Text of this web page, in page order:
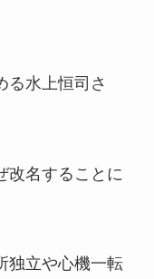
る水上恒司さ
改名することに
独立や心機一転